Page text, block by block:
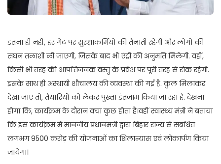
इतना ही नहीं, हर गेट पर सुरक्षाकर्मियों की तैनाती रहेगी और लोगों की
सघन तलाशी ली जाएगी, जिसके बाद भी एंट्री की अनुमति मिलेगी. वहीं,
किसी भी तरह की आपत्तिजनक वस्तु के प्रवेश पर पूरी तरह से रोक रहेगी.
इसके साथ ही अस्थायी शौचालय की व्यवस्था की गई है. कुल मिलाकर
देखा जाए तो, तैयारियों को लेकर पुख्ता इंतजाम किया जा रहा है. देखना
होगा कि, कार्यक्रम के दौरान क्या कुछ होता है।वहीं स्वास्थ्य मंत्री ने बताया
कि इस कार्यक्रम में माननीय प्रधानमंत्री द्वारा बिहार राज्य से संबंधित
लगभग 9500 करोड़ की योजनाओं का शिलान्यास एवं लोकार्पण किया
जायेगा।